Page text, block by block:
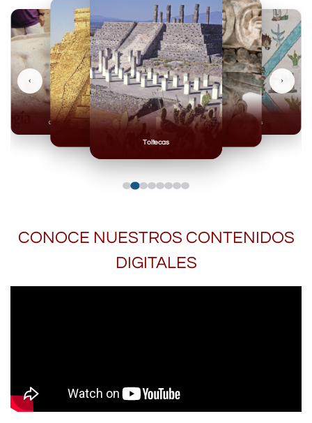
Toltecas
Mexicas
Olmecas
‹ ›
CONOCE NUESTROS CONTENIDOS
DIGITALES